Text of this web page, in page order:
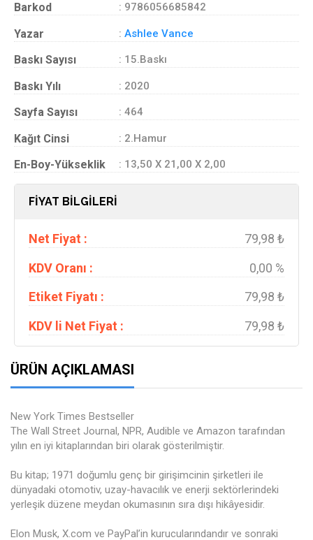
Barkod : 9786056685842
Yazar : Ashlee Vance
Baskı Sayısı : 15.Baskı
Baskı Yılı : 2020
Sayfa Sayısı : 464
Kağıt Cinsi : 2.Hamur
En-Boy-Yükseklik : 13,50 X 21,00 X 2,00
FİYAT BİLGİLERİ
Net Fiyat :
79,98 ₺
KDV Oranı :
0,00 %
Etiket Fiyatı :
79,98 ₺
KDV li Net Fiyat :
79,98 ₺
ÜRÜN AÇIKLAMASI
New York Times Bestseller
The Wall Street Journal, NPR, Audible ve Amazon tarafından
yılın en iyi kitaplarından biri olarak gösterilmiştir.
Bu kitap; 1971 doğumlu genç bir girişimcinin şirketleri ile
dünyadaki otomotiv, uzay-havacılık ve enerji sektörlerindeki
yerleşik düzene meydan okumasının sıra dışı hikâyesidir.
Elon Musk, X.com ve PayPal’in kurucularındandır ve sonraki